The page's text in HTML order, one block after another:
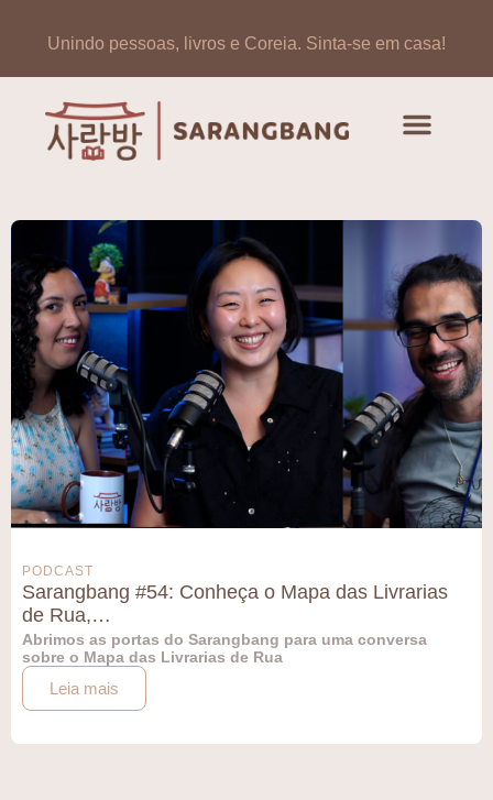
Unindo pessoas, livros e Coreia. Sinta-se em casa!
PODCAST
Sarangbang #54: Conheça o Mapa das Livrarias
de Rua,…
Abrimos as portas do Sarangbang para uma conversa
sobre o Mapa das Livrarias de Rua
Leia mais